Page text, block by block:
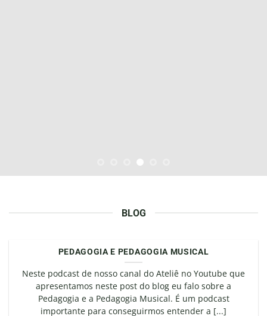
BLOG
PEDAGOGIA E PEDAGOGIA MUSICAL
Neste podcast de nosso canal do Ateliê no Youtube que
apresentamos neste post do blog eu falo sobre a
Pedagogia e a Pedagogia Musical. É um podcast
importante para conseguirmos entender a [...]